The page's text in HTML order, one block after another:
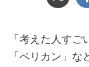
「考えた人す
「ペリカン」